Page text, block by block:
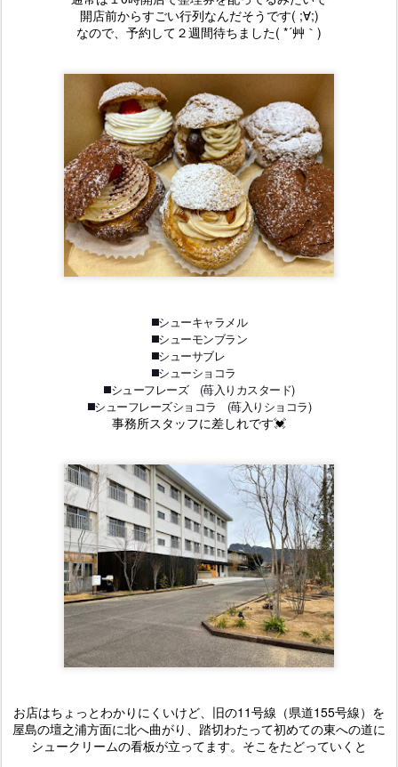
開店前からすごい行列なんだそうです( ;∀;)
なので、予約して２週間待ちました( *´艸｀)
◼️シューキャラメル
◼️シューモンブラン
◼️シューサブレ
◼️シューショコラ
◼️シューフレーズ (苺入りカスタード)
◼️シューフレーズショコラ (苺入りショコラ)
事務所スタッフに差しれです💓
お店はちょっとわかりにくいけど、旧の11号線（県道155号線）を
屋島の壇之浦方面に北へ曲がり、踏切わたって初めての東への道に
シュークリームの看板が立ってます。そこをたどっていくと